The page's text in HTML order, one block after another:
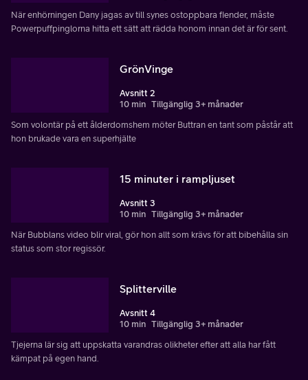
När enhörningen Dany jagas av till synes ostoppbara fiender, måste
Powerpuffpinglorna hitta ett sätt att rädda honom innan det är för sent.
GrönVinge
Avsnitt 2
10 min Tillgänglig 3+ månader
Som volontär på ett ålderdomshem möter Buttran en tant som påstår att
hon brukade vara en superhjälte
15 minuter i rampljuset
Avsnitt 3
10 min Tillgänglig 3+ månader
När Bubblans video blir viral, gör hon allt som krävs för att bibehålla sin
status som stor regissör.
Splitterville
Avsnitt 4
10 min Tillgänglig 3+ månader
Tjejerna lär sig att uppskatta varandras olikheter efter att alla har fått
kämpat på egen hand.